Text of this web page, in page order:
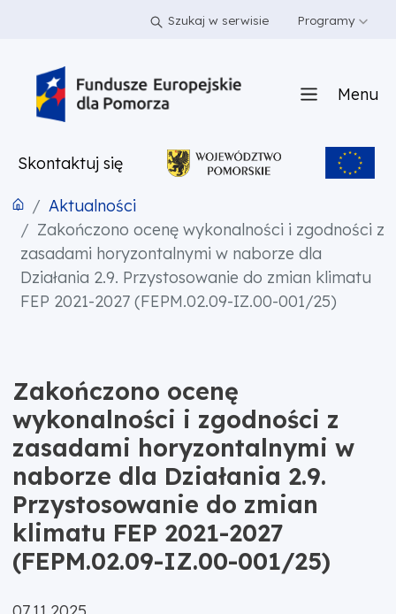
PRZEJDŹ DO TREŚCI Szukaj w serwisie Programy
Menu
Skontaktuj się
Aktualności
Zakończono ocenę wykonalności i zgodności z
zasadami horyzontalnymi w naborze dla
Działania 2.9. Przystosowanie do zmian klimatu
FEP 2021-2027 (FEPM.02.09-IZ.00-001/25)
Zakończono ocenę
wykonalności i zgodności z
zasadami horyzontalnymi w
naborze dla Działania 2.9.
Przystosowanie do zmian
klimatu FEP 2021-2027
(FEPM.02.09-IZ.00-001/25)